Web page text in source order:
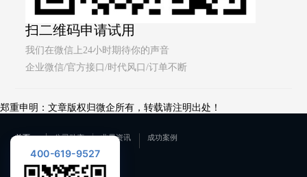
扫二维码申请试用
我们在微信上24小时期待你的声音
企业微信/官方接口/时代风口/订单不断
郑重申明：文章版权归微企所有，转载请注明出处！
首页 公司动态 业界资讯 成功案例
400-619-9527